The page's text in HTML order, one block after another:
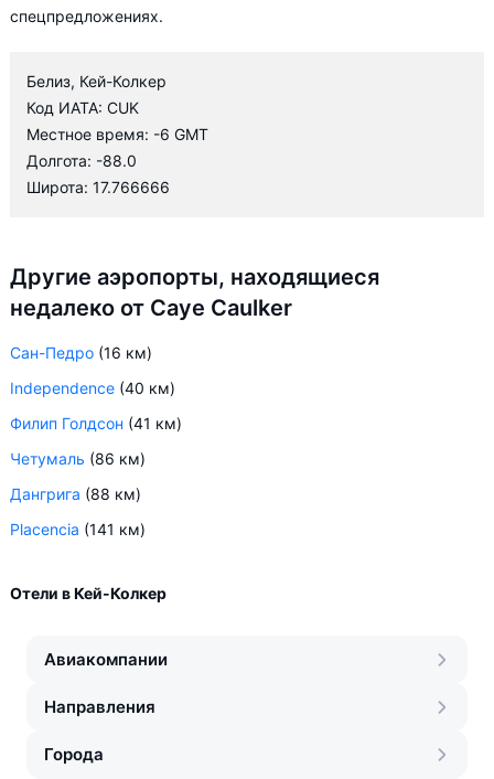
спецпредложениях.
Белиз, Кей-Колкер
Код ИАТА: CUK
Местное время: -6 GMT
Долгота: -88.0
Широта: 17.766666
Другие аэропорты, находящиеся
недалеко от Caye Caulker
Сан-Педро (16 км)
Independence (40 км)
Филип Голдсон (41 км)
Четумаль (86 км)
Дангрига (88 км)
Placencia (141 км)
Отели в Кей-Колкер
Авиакомпании
Направления
Города